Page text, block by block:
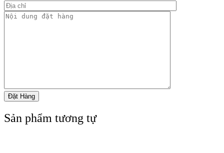
Sản phẩm tương tự